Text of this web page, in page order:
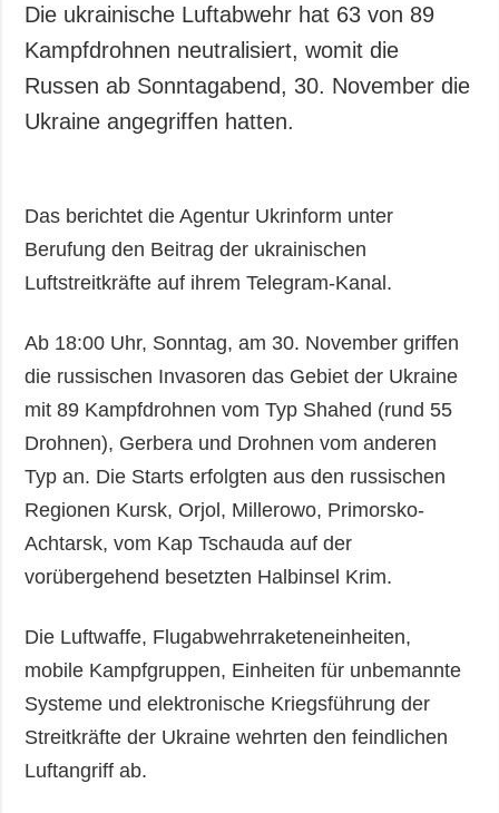
Die ukrainische Luftabwehr hat 63 von 89
Kampfdrohnen neutralisiert, womit die
Russen ab Sonntagabend, 30. November die
Ukraine angegriffen hatten.
Das berichtet die Agentur Ukrinform unter
Berufung den Beitrag der ukrainischen
Luftstreitkräfte auf ihrem Telegram-Kanal.
Ab 18:00 Uhr, Sonntag, am 30. November griffen
die russischen Invasoren das Gebiet der Ukraine
mit 89 Kampfdrohnen vom Typ Shahed (rund 55
Drohnen), Gerbera und Drohnen vom anderen
Typ an. Die Starts erfolgten aus den russischen
Regionen Kursk, Orjol, Millerowo, Primorsko-
Achtarsk, vom Kap Tschauda auf der
vorübergehend besetzten Halbinsel Krim.
Die Luftwaffe, Flugabwehrraketeneinheiten,
mobile Kampfgruppen, Einheiten für unbemannte
Systeme und elektronische Kriegsführung der
Streitkräfte der Ukraine wehrten den feindlichen
Luftangriff ab.